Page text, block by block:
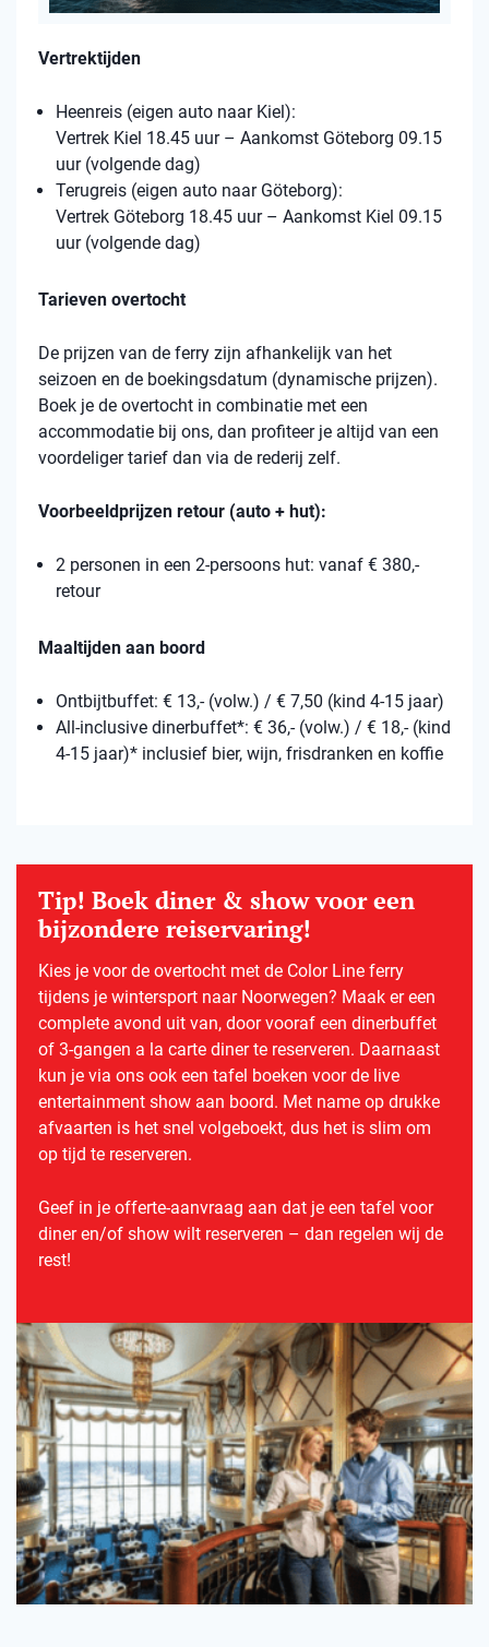
Vertrektijden
Heenreis (eigen auto naar Kiel):
Vertrek Kiel 18.45 uur – Aankomst Göteborg 09.15
uur (volgende dag)
Terugreis (eigen auto naar Göteborg):
Vertrek Göteborg 18.45 uur – Aankomst Kiel 09.15
uur (volgende dag)
Tarieven overtocht
De prijzen van de ferry zijn afhankelijk van het
seizoen en de boekingsdatum (dynamische prijzen).
Boek je de overtocht in combinatie met een
accommodatie bij ons, dan profiteer je altijd van een
voordeliger tarief dan via de rederij zelf.
Voorbeeldprijzen retour (auto + hut):
2 personen in een 2-persoons hut: vanaf € 380,-
retour
Maaltijden aan boord
Ontbijtbuffet: € 13,- (volw.) / € 7,50 (kind 4-15 jaar)
All-inclusive dinerbuffet*: € 36,- (volw.) / € 18,- (kind
4-15 jaar)* inclusief bier, wijn, frisdranken en koffie
Tip! Boek diner & show voor een
bijzondere reiservaring!
Kies je voor de overtocht met de Color Line ferry
tijdens je wintersport naar Noorwegen? Maak er een
complete avond uit van, door vooraf een dinerbuffet
of 3-gangen a la carte diner te reserveren. Daarnaast
kun je via ons ook een tafel boeken voor de live
entertainment show aan boord. Met name op drukke
afvaarten is het snel volgeboekt, dus het is slim om
op tijd te reserveren.
Geef in je offerte-aanvraag aan dat je een tafel voor
diner en/of show wilt reserveren – dan regelen wij de
rest!